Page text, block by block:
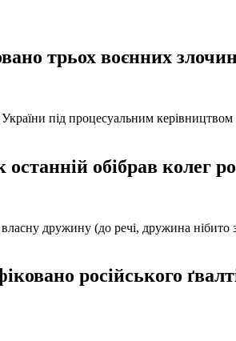
трьох воєнних
під процесуальним
обібрав колег
дружину (до речі, дружина нібито
російського